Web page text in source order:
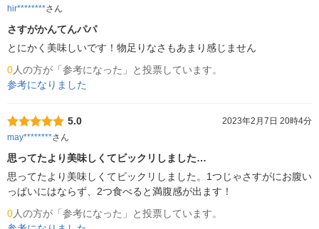
hir********さん
さすがかんてんパパ
とにかく美味しいです！物足りなさもあまり感じません
0人の方が「参考になった」と投票しています。
参考になりました
5.0
2023年2月7日 20時4分
may********さん
思ってたより美味しくてビックリしました…
思ってたより美味しくてビックリしました。1つじゃさすがにお腹い
っぱいにはならず、2つ食べると満腹感が出ます！
0人の方が「参考になった」と投票しています。